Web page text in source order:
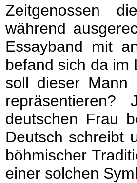
Zeitgenossen
während
Essayband mit
befand sich da im
soll dieser Mann
deutschen Frau
Deutsch schreibt
böhmischer
einer solchen